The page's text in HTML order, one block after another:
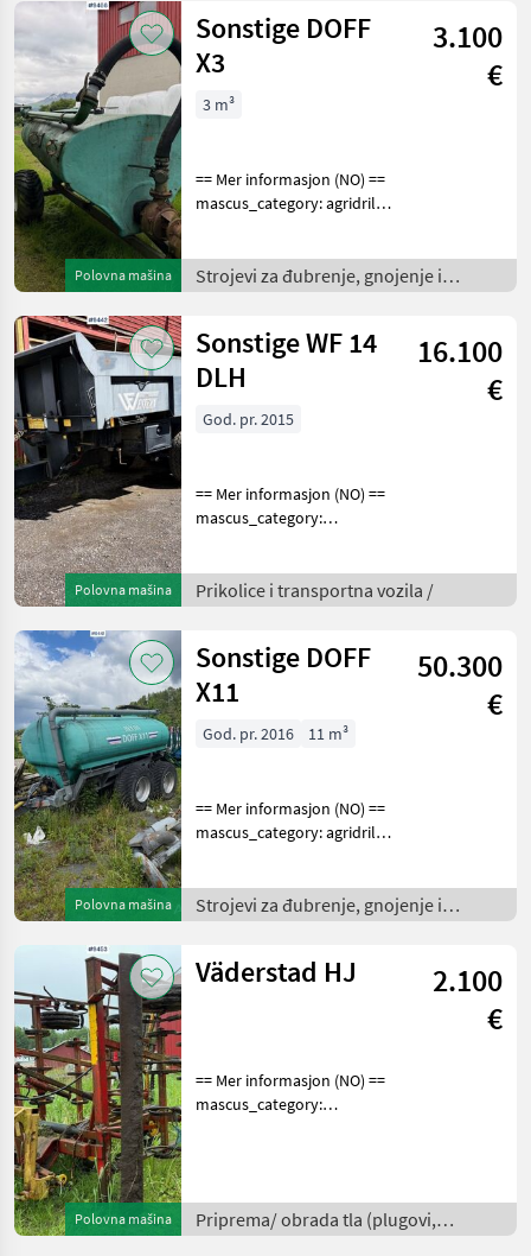
Polovna mašina
Sonstige DOFF
X3
3.100
€
3 m³
== Mer informasjon (NO) ==
mascus_category: agridrills
upon request: 9466 See
en.landbrukssalg.no/9466
Strojevi za đubrenje, gnojenje i
navodnjavanje /
Polovna mašina
Sonstige WF 14
DLH
16.100
€
God. pr. 2015
== Mer informasjon (NO) ==
mascus_category:
upon request: 9442 See
en.landbrukssalg.no/9442
Prikolice i transportna vozila /
Polovna mašina
Sonstige DOFF
X11
50.300
€
God. pr. 2016 11 m³
== Mer informasjon (NO) ==
mascus_category: agridrills
upon request: 9441 See
en.landbrukssalg.no/9441
Strojevi za đubrenje, gnojenje i
navodnjavanje /
Polovna mašina
Väderstad HJ
2.100
€
== Mer informasjon (NO) ==
mascus_category:
en.landbrukssalg.no/9453
for more images Speci
Priprema/ obrada tla (plugovi,
kultivatori, tanjurače i dr.) /